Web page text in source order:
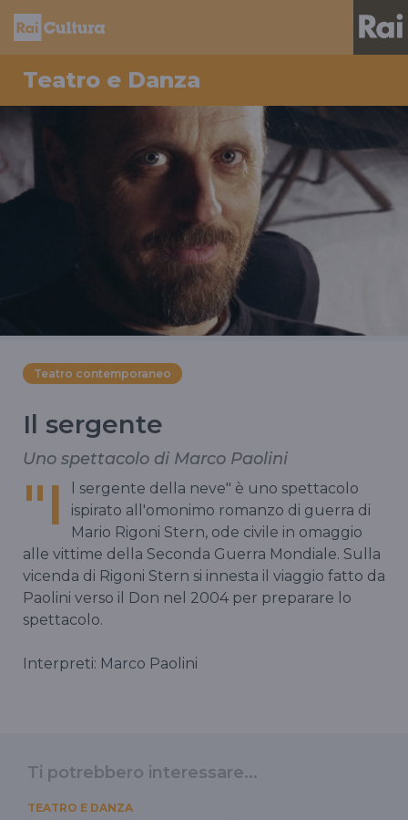
Teatro e Danza
Teatro contemporaneo
Il sergente
Uno spettacolo di Marco Paolini
"I
l sergente della neve" è uno spettacolo
ispirato all'omonimo romanzo di guerra di
Mario Rigoni Stern, ode civile in omaggio
alle vittime della Seconda Guerra Mondiale. Sulla
vicenda di Rigoni Stern si innesta il viaggio fatto da
Paolini verso il Don nel 2004 per preparare lo
spettacolo.
Interpreti: Marco Paolini
Ti potrebbero interessare...
TEATRO E DANZA